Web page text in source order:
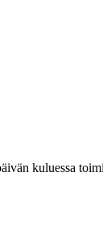
kuluessa